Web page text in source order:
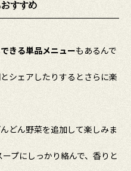
すすめ
きる単品メニューもあるんで
シェアしたりするとさらに楽
どん野菜を追加して楽しみま
プにしっかり絡んで、香りと